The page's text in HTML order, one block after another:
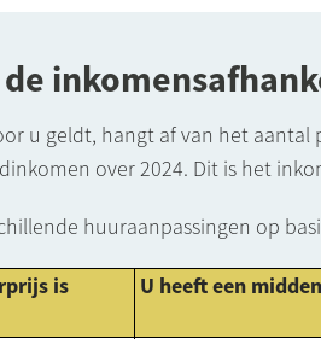
de
u geldt, hangt af van het
over 2024. Dit is het
huuraanpassingen op
is U heeft een